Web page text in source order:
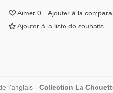
Aimer 0 Ajouter à la
Ajouter à la liste de souhaits
l'anglais - Collection La